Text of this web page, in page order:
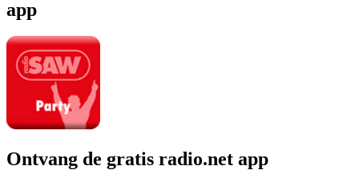
app
Ontvang de gratis radio.net app